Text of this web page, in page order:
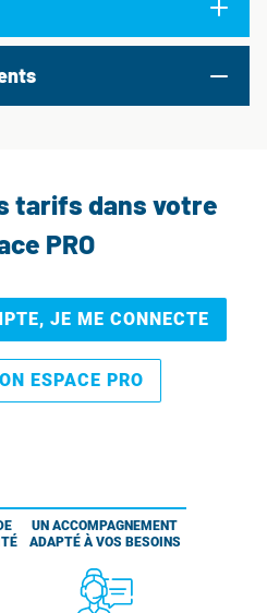
tarifs dans votre
PRO
JE ME CONNECTE
ESPACE PRO
UN ACCOMPAGNEMENT
ADAPTÉ À VOS BESOINS